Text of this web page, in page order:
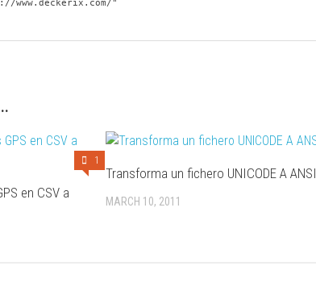
1
en CSV a
Transforma un fichero UNICODE A ANSI
MARCH 10, 2011